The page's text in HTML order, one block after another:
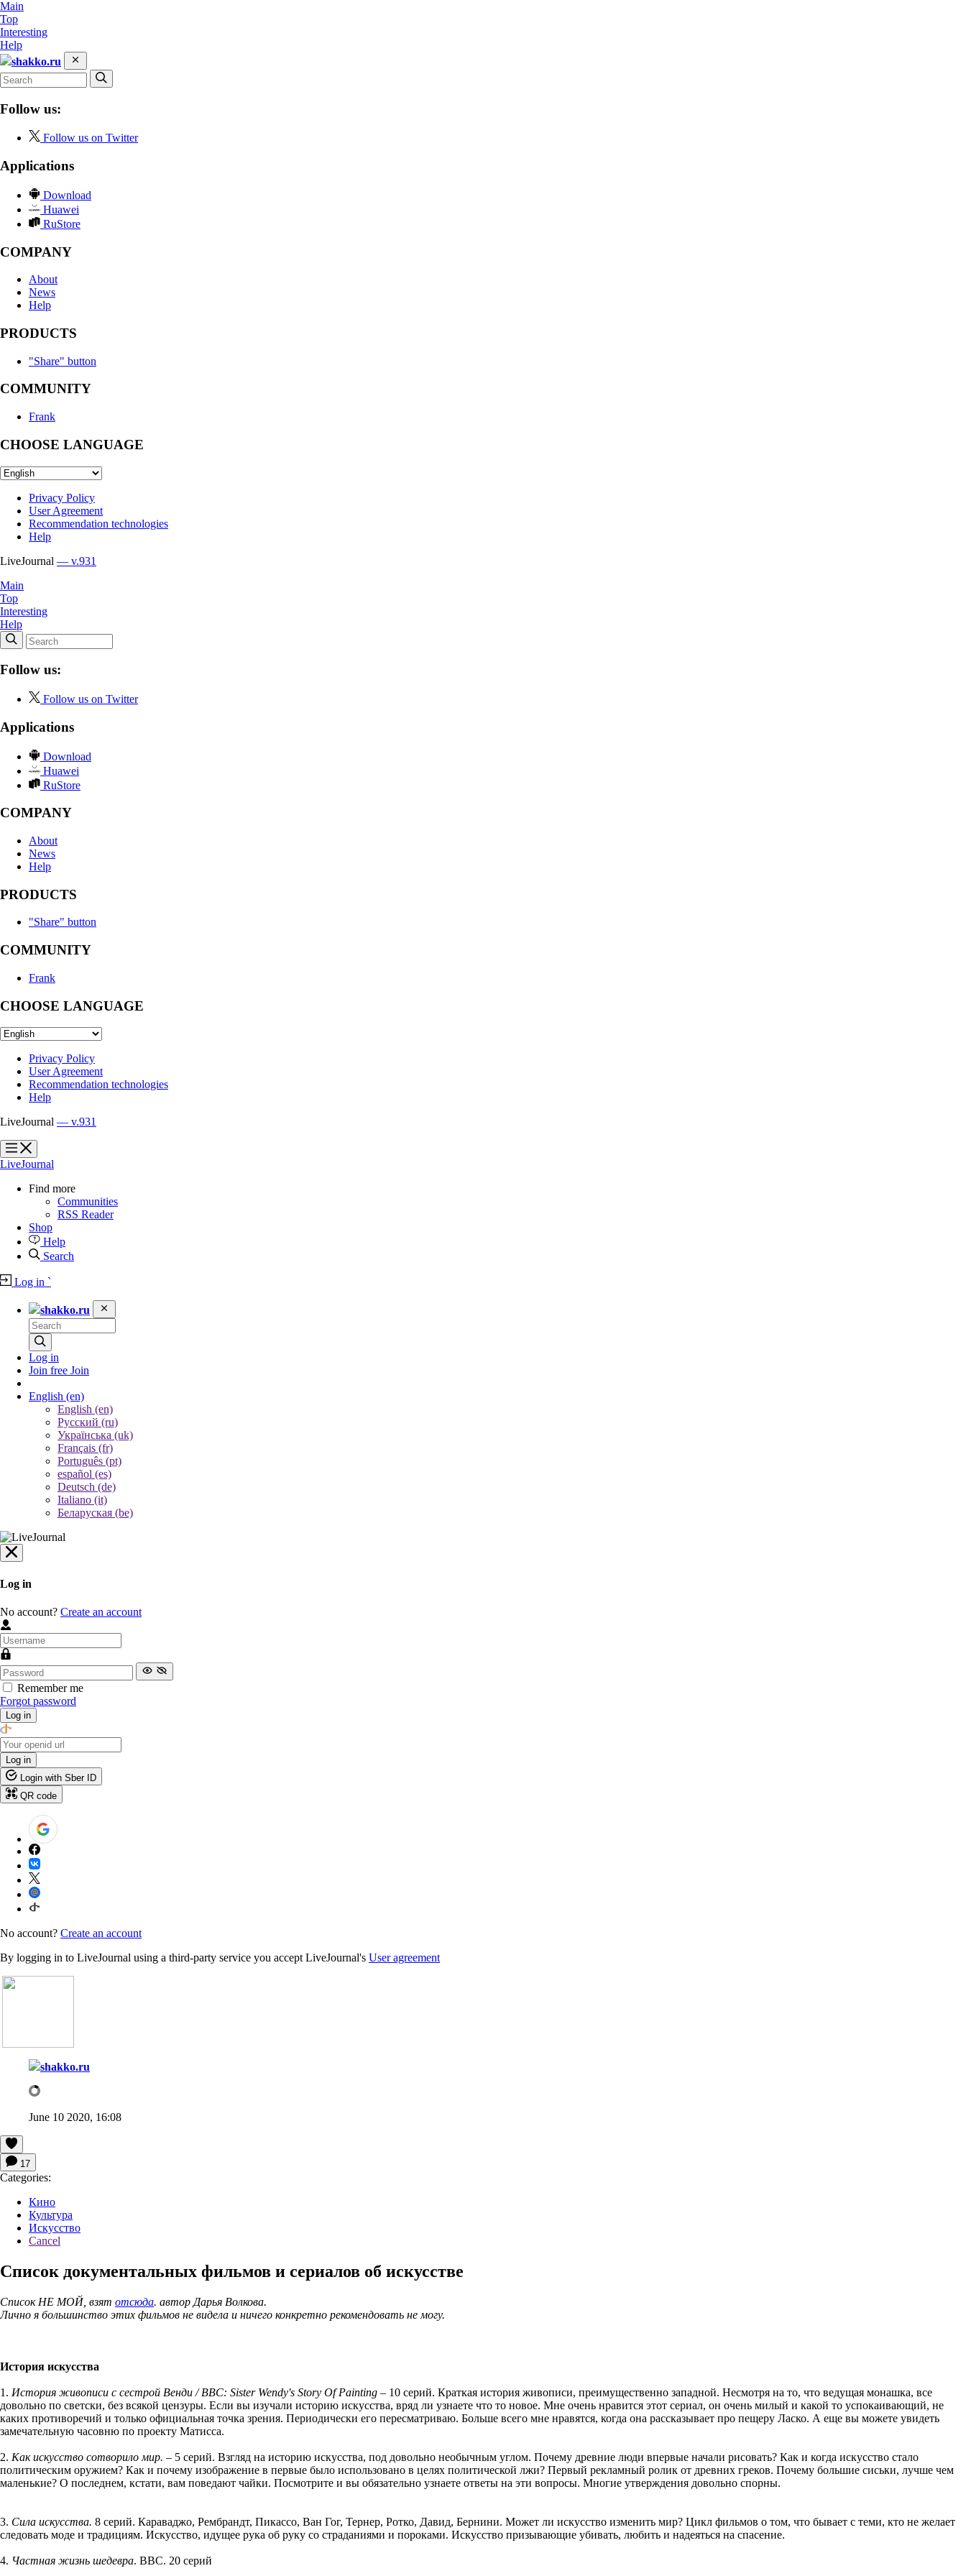
Main
Top
Interesting
Help
shakko.ru
Follow us:
Follow us on Twitter
Applications
Download
Huawei
RuStore
COMPANY
About
News
Help
PRODUCTS
"Share" button
COMMUNITY
Frank
CHOOSE LANGUAGE
Privacy Policy
User Agreement
Recommendation technologies
Help
LiveJournal — v.931
Main
Top
Interesting
Help
Follow us:
Follow us on Twitter
Applications
Download
Huawei
RuStore
COMPANY
About
News
Help
PRODUCTS
"Share" button
COMMUNITY
Frank
CHOOSE LANGUAGE
Privacy Policy
User Agreement
Recommendation technologies
Help
LiveJournal — v.931
?
?
LiveJournal
Find more
Communities
RSS Reader
Shop
Help
Search
Log in `
shakko.ru
Log in
Join free Join
English (en)
English (en)
Русский (ru)
Українська (uk)
Français (fr)
Português (pt)
español (es)
Deutsch (de)
Italiano (it)
Беларуская (be)
Log in
No account? Create an account
Remember me
Forgot password
Log in
Log in
Login with Sber ID
QR code
No account? Create an account
By logging in to LiveJournal using a third-party service you accept LiveJournal's User agreement
shakko.ru
June 10 2020, 16:08
17
Categories:
Кино
Культура
Искусство
Cancel
Список документальных фильмов и сериалов об искусстве
Список НЕ МОЙ, взят отсюда. автор Дарья Волкова.
Лично я большинство этих фильмов не видела и ничего конкретно рекомендовать не могу.
История искусства
1. История живописи с сестрой Венди / BBC: Sister Wendy's Story Of Painting – 10 серий. Краткая история живописи, преимущественно западной. Несмотря на то, что ведущая монашка, все
довольно по светски, без всякой цензуры. Если вы изучали историю искусства, вряд ли узнаете что то новое. Мне очень нравится этот сериал, он очень милый и какой то успокаивающий, не
каких противоречий и только официальная точка зрения. Периодически его пересматриваю. Больше всего мне нравятся, когда она рассказывает про пещеру Ласко. А еще вы можете увидеть
замечательную часовню по проекту Матисса.
2. Как искусство сотворило мир. – 5 серий. Взгляд на историю искусства, под довольно необычным углом. Почему древние люди впервые начали рисовать? Как и когда искусство стало
политическим оружием? Как и почему изображение в первые было использовано в целях политической лжи? Первый рекламный ролик от древних греков. Почему большие сиськи, лучше чем
маленькие? О последнем, кстати, вам поведают чайки. Посмотрите и вы обязательно узнаете ответы на эти вопросы. Многие утверждения довольно спорны.
3. Сила искусства. 8 серий. Караваджо, Рембрандт, Пикассо, Ван Гог, Тернер, Ротко, Давид, Бернини. Может ли искусство изменить мир? Цикл фильмов о том, что бывает с теми, кто не желает
следовать моде и традициям. Искусство, идущее рука об руку со страданиями и пороками. Искусство призывающие убивать, любить и надеяться на спасение.
4. Частная жизнь шедевра. BBC. 20 серий